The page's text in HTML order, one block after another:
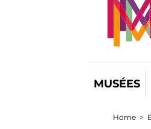
MUSÉES
Home >